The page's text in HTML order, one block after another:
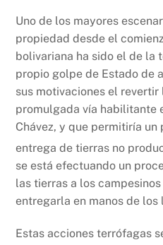
Uno de los mayores
propiedad desde el
bolivariana ha sido el de la
propio golpe de Estado de
sus motivaciones el revertir
promulgada vía habilitante
Chávez, y que permitiría
entrega de tierras no
se está efectuando un
las tierras a los
entregarla en manos de
Estas acciones terrófagas